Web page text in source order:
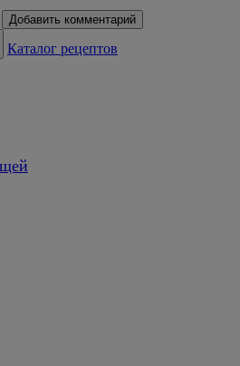
Добавить комментарий
Каталог рецептов